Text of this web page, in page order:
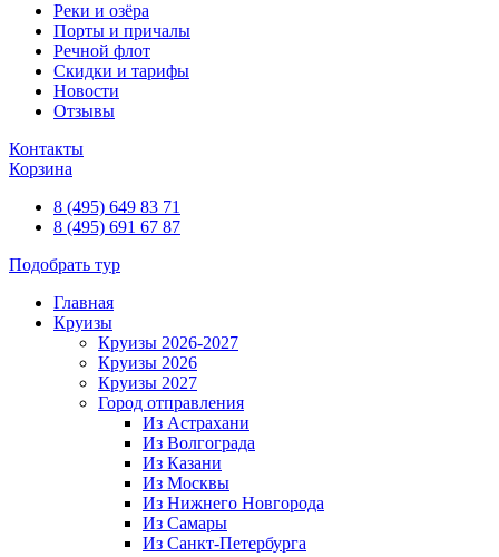
Реки и озёра
Порты и причалы
Речной флот
Скидки и тарифы
Новости
Отзывы
Контакты
Корзина
8 (495) 649 83 71
8 (495) 691 67 87
Подобрать тур
Главная
Круизы
Круизы 2026-2027
Круизы 2026
Круизы 2027
Город отправления
Из Астрахани
Из Волгограда
Из Казани
Из Москвы
Из Нижнего Новгорода
Из Самары
Из Санкт-Петербурга